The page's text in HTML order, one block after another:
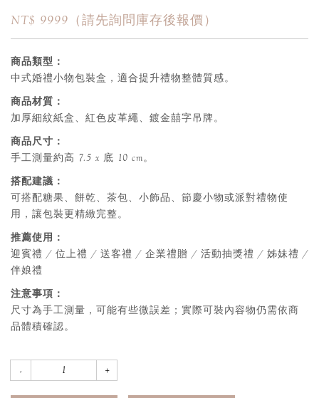
NT$ 9999（請先詢問庫存後報價）
商品類型：
中式婚禮小物包裝盒，適合提升禮物整體質感。
商品材質：
加厚細紋紙盒、紅色皮革繩、鍍金囍字吊牌。
商品尺寸：
手工測量約高 7.5 x 底 10 cm。
搭配建議：
可搭配糖果、餅乾、茶包、小飾品、節慶小物或派對禮物使
用，讓包裝更精緻完整。
推薦使用：
迎賓禮 / 位上禮 / 送客禮 / 企業禮贈 / 活動抽獎禮 / 姊妹禮 /
伴娘禮
注意事項：
尺寸為手工測量，可能有些微誤差；實際可裝內容物仍需依商
品體積確認。